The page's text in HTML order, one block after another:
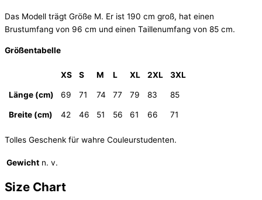
Das Modell trägt Größe M. Er ist 190 cm groß, hat einen
Brustumfang von 96 cm und einen Taillenumfang von 85 cm.
Größentabelle
XS S M L XL 2XL 3XL
Länge (cm) 69 71 74 77 79 83 85
Breite (cm) 42 46 51 56 61 66 71
Tolles Geschenk für wahre Couleurstudenten.
Gewicht n. v.
Size Chart